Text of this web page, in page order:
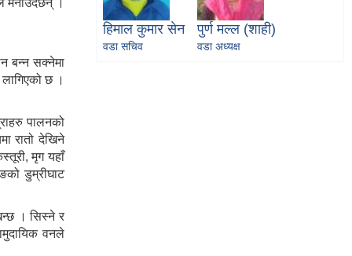
मनाउँदछन् ।
बन्न सक्नेमा
छ ।
पालनको
रातो देखिने
मृग यहाँ
डुम्रीघाट
। सिस्ने र
वनले
हिमाल कुमार सेन
वडा सचिव
पुर्ण मल्ल (शाही)
वडा अध्यक्ष